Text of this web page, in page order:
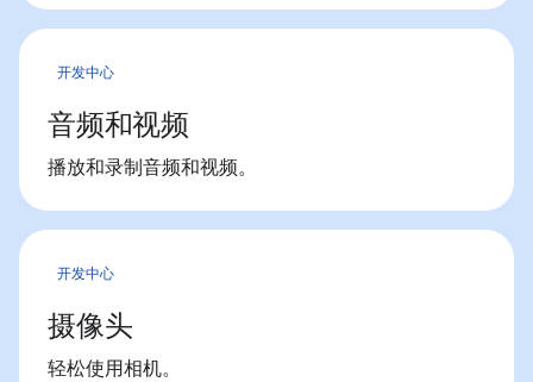
开发中心
音频和视频
播放和录制音频和视频。
开发中心
摄像头
轻松使用相机。